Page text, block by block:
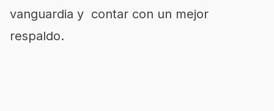
vanguardia y contar con un mejor
respaldo.